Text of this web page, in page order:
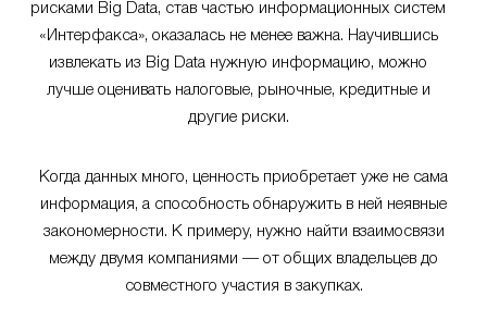
рисками Big Data, став частью информационных систем
«Интерфакса», оказалась не менее важна. Научившись
извлекать из Big Data нужную информацию, можно
лучше оценивать налоговые, рыночные, кредитные и
другие риски.
Когда данных много, ценность приобретает уже не сама
информация, а способность обнаружить в ней неявные
закономерности. К примеру, нужно найти взаимосвязи
между двумя компаниями — от общих владельцев до
совместного участия в закупках.